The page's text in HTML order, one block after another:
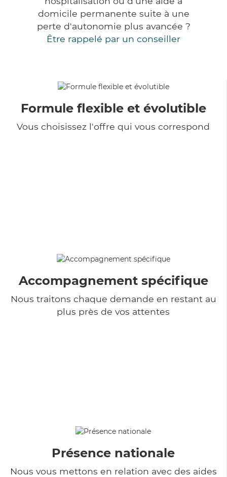
domicile permanente suite à une
perte d'autonomie plus avancée ?
Être rappelé par un conseiller
Formule flexible et évolutible
Vous choisissez l'offre qui vous correspond
Accompagnement spécifique
Nous traitons chaque demande en restant au
plus près de vos attentes
Présence nationale
Nous vous mettons en relation avec des aides